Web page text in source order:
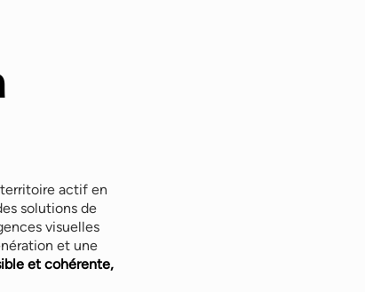
actif en
solutions de
visuelles
et une
et cohérente,